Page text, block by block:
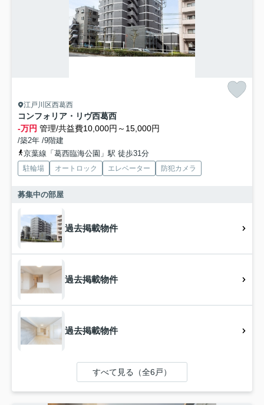
江戸川区西葛西
コンフォリア・リヴ西葛西
-万円 管理/共益費10,000円～15,000円
/築2年 /9階建
京葉線「葛西臨海公園」駅 徒歩31分
駐輪場 オートロック エレベーター 防犯カメラ
募集中の部屋
過去掲載物件
過去掲載物件
過去掲載物件
すべて見る（全6戸）